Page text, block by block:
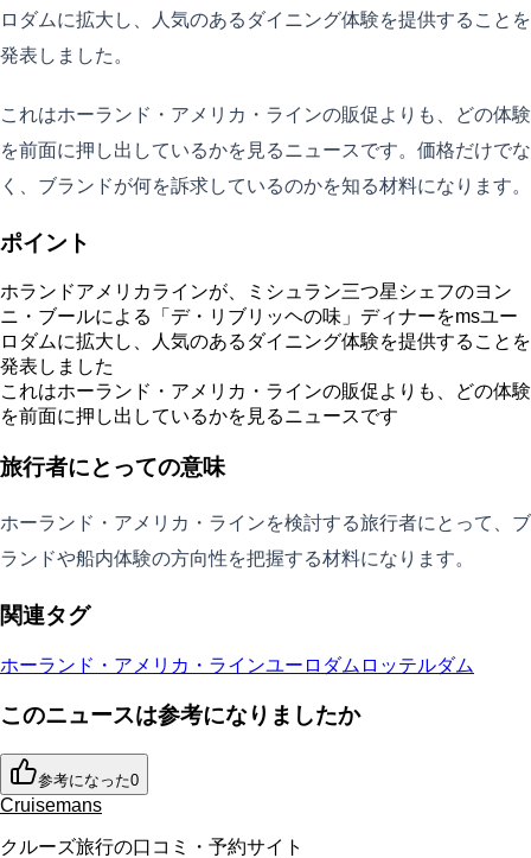
ロダムに拡大し、人気のあるダイニング体験を提供することを
発表しました。
これはホーランド・アメリカ・ラインの販促よりも、どの体験
を前面に押し出しているかを見るニュースです。価格だけでな
く、ブランドが何を訴求しているのかを知る材料になります。
ポイント
ホランドアメリカラインが、ミシュラン三つ星シェフのヨン
ニ・ブールによる「デ・リブリッヘの味」ディナーをmsユー
ロダムに拡大し、人気のあるダイニング体験を提供することを
発表しました
これはホーランド・アメリカ・ラインの販促よりも、どの体験
を前面に押し出しているかを見るニュースです
旅行者にとっての意味
ホーランド・アメリカ・ラインを検討する旅行者にとって、ブ
ランドや船内体験の方向性を把握する材料になります。
関連タグ
ホーランド・アメリカ・ラインユーロダム ロッテルダム
このニュースは参考になりましたか
参考になった0
Cruisemans
クルーズ旅行の口コミ・予約サイト